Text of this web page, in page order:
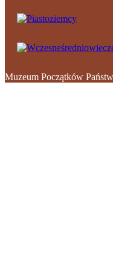
Muzeum Początków